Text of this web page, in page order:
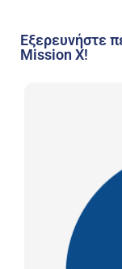
Εξερευνήστε
Mission X!